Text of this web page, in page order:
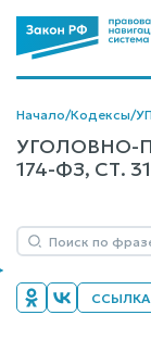
Начало/Кодексы/
УГОЛОВНО-
174-ФЗ, СТ.